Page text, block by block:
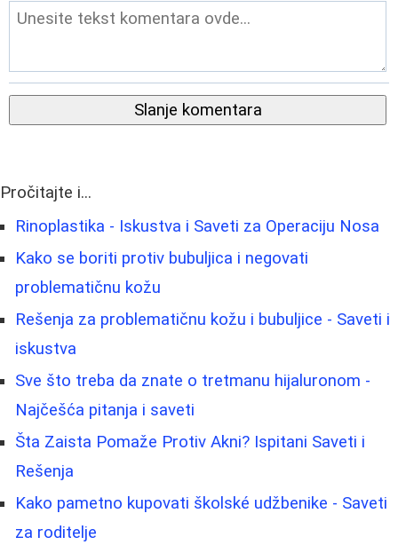
Slanje komentara
Pročitajte i...
Rinoplastika - Iskustva i Saveti za Operaciju Nosa
Kako se boriti protiv bubuljica i negovati
problematičnu kožu
Rešenja za problematičnu kožu i bubuljice - Saveti i
iskustva
Sve što treba da znate o tretmanu hijaluronom -
Najčešća pitanja i saveti
Šta Zaista Pomaže Protiv Akni? Ispitani Saveti i
Rešenja
Kako pametno kupovati školské udžbenike - Saveti
za roditelje